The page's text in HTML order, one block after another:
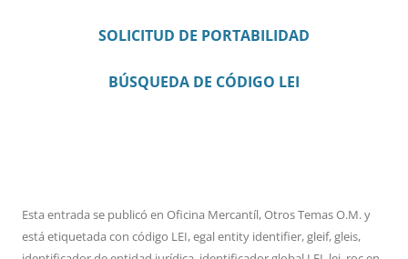
SOLICITUD DE PORTABILIDAD
BÚSQUEDA DE CÓDIGO LEI
Esta entrada se publicó en Oficina Mercantíl,Otros Temas O.M.y
está etiquetada con código LEI,egal entity identifier,gleif,gleis,